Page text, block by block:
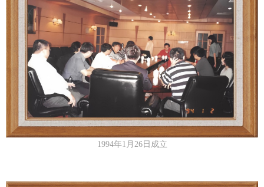
1994年1月26日成立